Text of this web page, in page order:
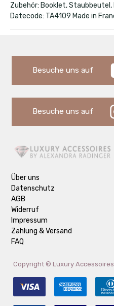
Zubehör: Booklet, Staubbeutel,
Datecode: TA4109 Made in
Besuche uns auf
Besuche uns auf
Über uns
Datenschutz
AGB
Widerruf
Impressum
Zahlung & Versand
FAQ
Copyright © Luxury